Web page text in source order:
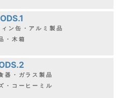
ン缶・アルミ製品
・木箱
器・ガラス製品
・コーヒーミル